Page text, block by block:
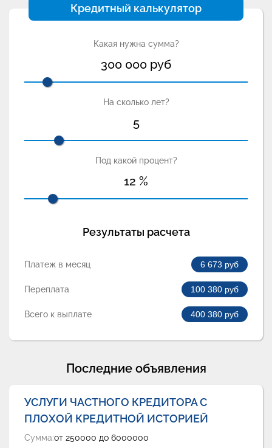
Кредитный калькулятор
Какая нужна сумма?
300 000 руб
На сколько лет?
5
Под какой процент?
12 %
Результаты расчета
Платеж в месяц 6 673 руб
Переплата 100 380 руб
Всего к выплате 400 380 руб
Последние объявления
УСЛУГИ ЧАСТНОГО КРЕДИТОРА С
ПЛОХОЙ КРЕДИТНОЙ ИСТОРИЕЙ
Сумма:от 250000 до 6000000